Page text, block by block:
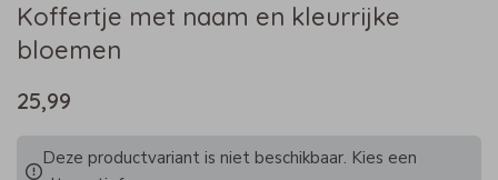
Koffertje met naam en kleurrijke
bloemen
25,99
Deze productvariant is niet beschikbaar. Kies een